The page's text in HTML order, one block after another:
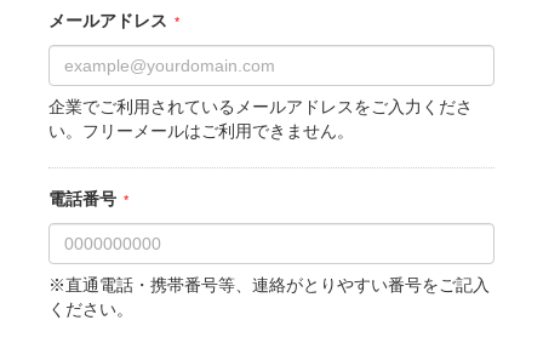
メールアドレス
企業でご利用されているメールアドレスをご入力くださ
い。フリーメールはご利用できません。
電話番号
※直通電話・携帯番号等、連絡がとりやすい番号をご記入
ください。